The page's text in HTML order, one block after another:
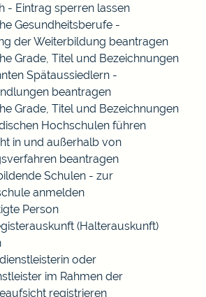
- Eintrag sperren lassen
Gesundheitsberufe -
der Weiterbildung beantragen
Grade, Titel und Bezeichnungen
Spätaussiedlern -
beantragen
Grade, Titel und Bezeichnungen
Hochschulen führen
in und außerhalb von
beantragen
Schulen - zur
anmelden
Person
(Halterauskunft)
oder
im Rahmen der
registrieren